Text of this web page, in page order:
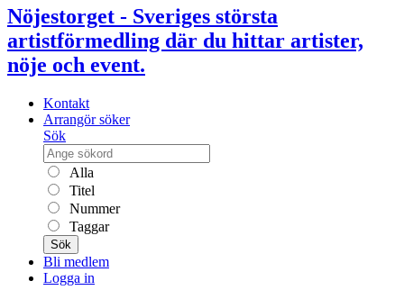
Nöjestorget - Sveriges största
artistförmedling där du hittar artister,
nöje och event.
Kontakt
Arrangör söker
Sök
Alla
Titel
Nummer
Taggar
Sök
Bli medlem
Logga in